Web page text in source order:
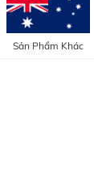
Sản Phẩm Khác